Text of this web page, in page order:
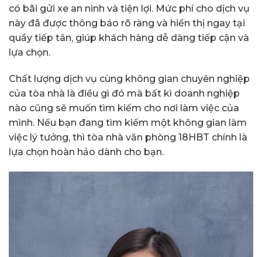
có bãi gửi xe an ninh và tiện lợi. Mức phí cho dịch vụ
này đã được thông báo rõ ràng và hiển thị ngay tại
quầy tiếp tân, giúp khách hàng dễ dàng tiếp cận và
lựa chọn.
Chất lượng dịch vụ cùng không gian chuyên nghiệp
của tòa nhà là điều gì đó mà bất kì doanh nghiệp
nào cũng sẽ muốn tìm kiếm cho nơi làm việc của
mình. Nếu bạn đang tìm kiếm một không gian làm
việc lý tưởng, thì tòa nhà văn phòng 18HBT chính là
lựa chọn hoàn hảo dành cho bạn.